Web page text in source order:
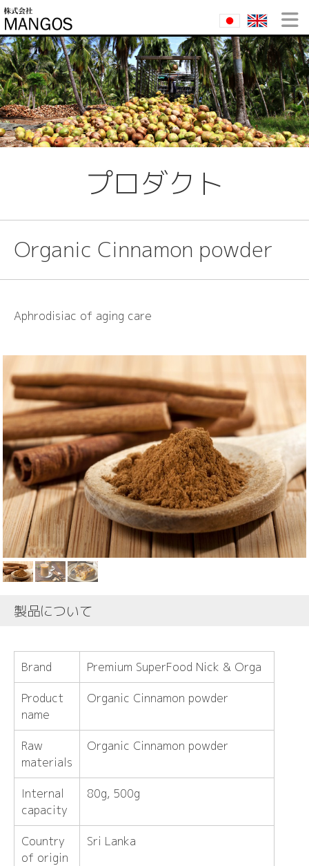
プロダクト
Organic Cinnamon powder
Aphrodisiac of aging care
製品について
Brand Premium SuperFood Nick & Orga
Product
name
Organic Cinnamon powder
Raw
materials
Organic Cinnamon powder
Internal
capacity
80g, 500g
Country
of origin
Sri Lanka